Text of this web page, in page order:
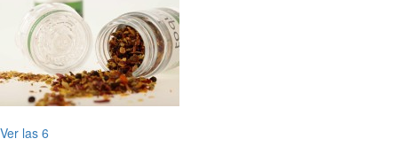
Ver las 6